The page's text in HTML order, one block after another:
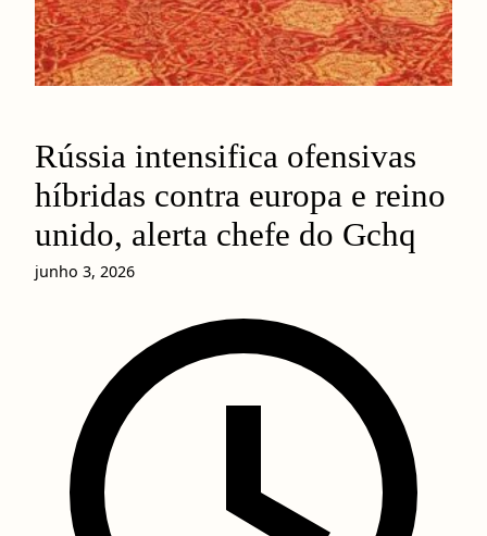
Rússia intensifica ofensivas
híbridas contra europa e reino
unido, alerta chefe do Gchq
junho 3, 2026